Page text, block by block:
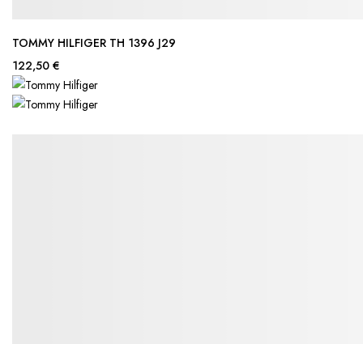
TOMMY HILFIGER TH 1396 J29
122,50 €